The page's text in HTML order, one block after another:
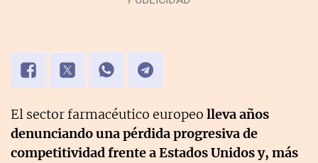
El sector farmacéutico europeo lleva años
denunciando una pérdida progresiva de
competitividad frente a Estados Unidos y, más